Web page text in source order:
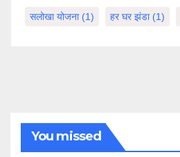
सलोखा योजना(1) हर घर झंडा(1)
You missed